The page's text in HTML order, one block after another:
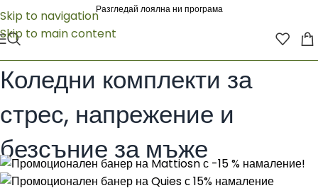
Skip to navigation
Skip to main content
Разгледай лоялна ни програма
Начало/Коледни комплекти
Коледни комплекти за
стрес, напрежение и
безсъние за мъже